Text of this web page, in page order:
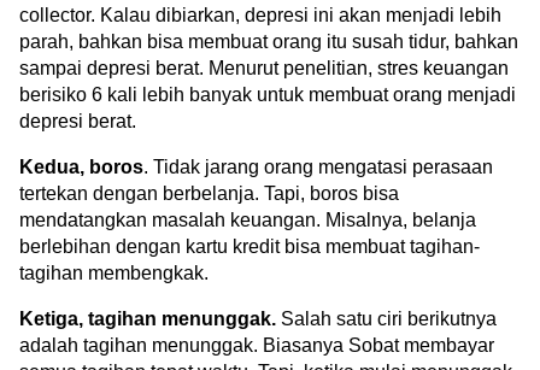
collector. Kalau dibiarkan, depresi ini akan menjadi lebih
parah, bahkan bisa membuat orang itu susah tidur, bahkan
sampai depresi berat. Menurut penelitian, stres keuangan
berisiko 6 kali lebih banyak untuk membuat orang menjadi
depresi berat.
Kedua, boros. Tidak jarang orang mengatasi perasaan
tertekan dengan berbelanja. Tapi, boros bisa
mendatangkan masalah keuangan. Misalnya, belanja
berlebihan dengan kartu kredit bisa membuat tagihan-
tagihan membengkak.
Ketiga, tagihan menunggak. Salah satu ciri berikutnya
adalah tagihan menunggak. Biasanya Sobat membayar